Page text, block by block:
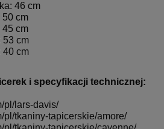
46 cm
50 cm
45 cm
53 cm
40 cm
i specyfikacji technicznej:
pl/lars-davis/
pl/tkaniny-tapicerskie/amore/